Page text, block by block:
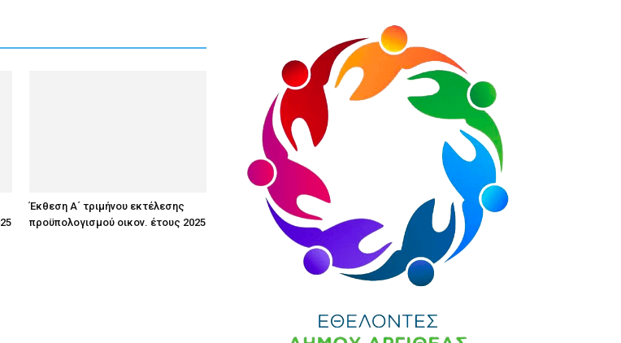
Έκθεση Α΄ τριμήνου εκτέλεσης
προϋπολογισμού οικον. έτους 2025